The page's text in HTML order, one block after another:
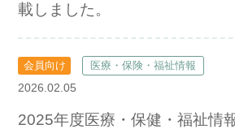
載しました。
会員向け 医療・保険・福祉情報
2026.02.05
2025年度医療・保健・福祉情